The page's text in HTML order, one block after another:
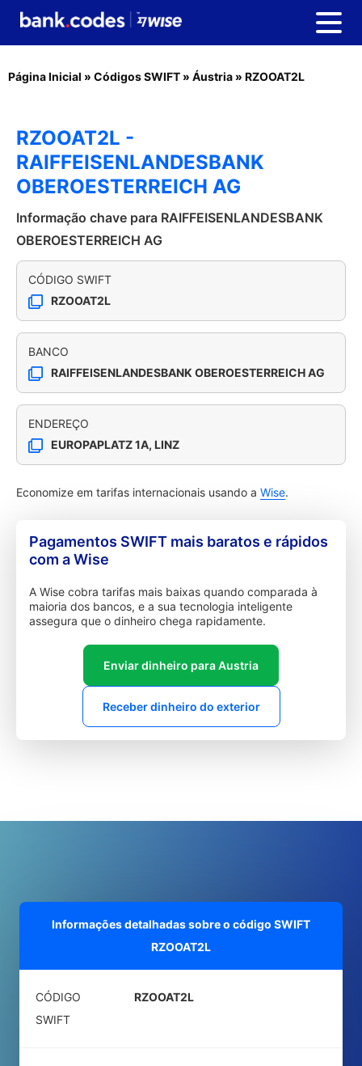
Página Inicial » Códigos SWIFT » Áustria » RZOOAT2L
RZOOAT2L -
RAIFFEISENLANDESBANK
OBEROESTERREICH AG
Informação chave para RAIFFEISENLANDESBANK
OBEROESTERREICH AG
CÓDIGO SWIFT
RZOOAT2L
BANCO
RAIFFEISENLANDESBANK OBEROESTERREICH AG
ENDEREÇO
EUROPAPLATZ 1A, LINZ
Economize em tarifas internacionais usando a Wise.
Pagamentos SWIFT mais baratos e rápidos
com a Wise
A Wise cobra tarifas mais baixas quando comparada à
maioria dos bancos, e a sua tecnologia inteligente
assegura que o dinheiro chega rapidamente.
Enviar dinheiro para Austria
Receber dinheiro do exterior
Informações detalhadas sobre o código SWIFT
RZOOAT2L
CÓDIGO
SWIFT
RZOOAT2L